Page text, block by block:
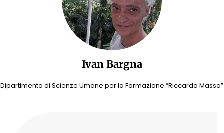
Ivan Bargna
Dipartimento di Scienze Umane per la Formazione “Riccardo Massa”